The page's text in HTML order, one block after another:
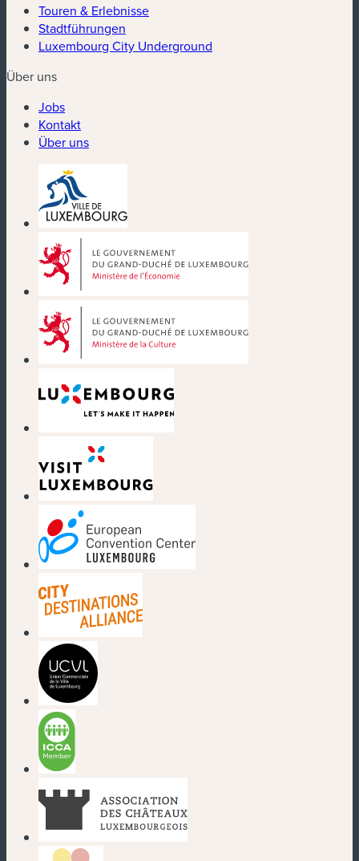
Touren & Erlebnisse
Stadtführungen
Luxembourg City Underground
Über uns
Jobs
Kontakt
Über uns